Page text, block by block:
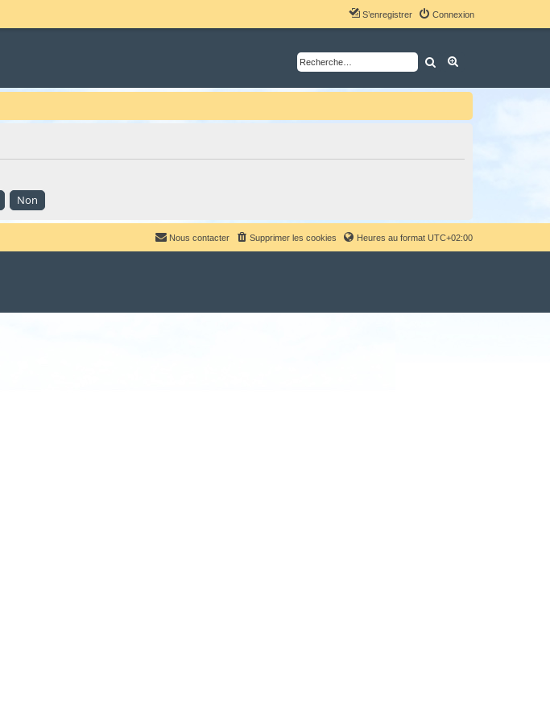
Connexion
S’enregistrer
Rechercher
Heures au format UTC+02:00
Supprimer les cookies
Nous contacter